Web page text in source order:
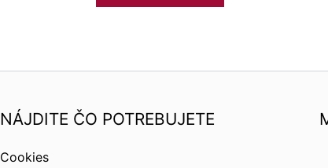
NÁJDITE ČO POTREBUJETE
Cookies